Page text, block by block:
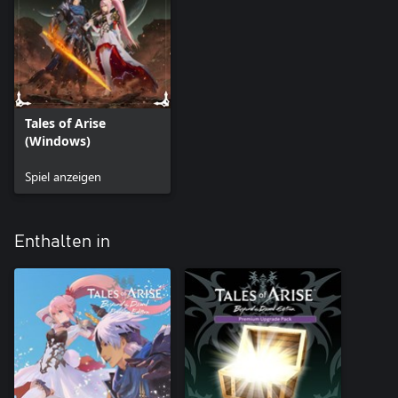
*Diese Inhalte können im Spiel über die Liste ungenutzter DLCs
abgeholt werden.
*Titel werden Charakteren zugewiesen, wenn sie ihr
entsprechendes Kostüm erhalten. Titel lassen dich besondere
Artes über die Fertigkeiten-Matrix erlernen.
*Du kannst dir die Kampfmusik anhören und in den Einstellungen
festlegen, welche du bevorzugst.
Tales of Arise
(Windows)
Spiel anzeigen
Enthalten in